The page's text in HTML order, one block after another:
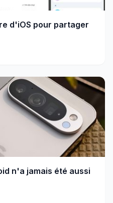
d'iOS pour partager
n'a jamais été aussi